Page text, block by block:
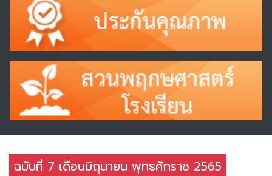
ฉบับที่ 7 เดือนมิถุนายน พุทธศักราช 2565